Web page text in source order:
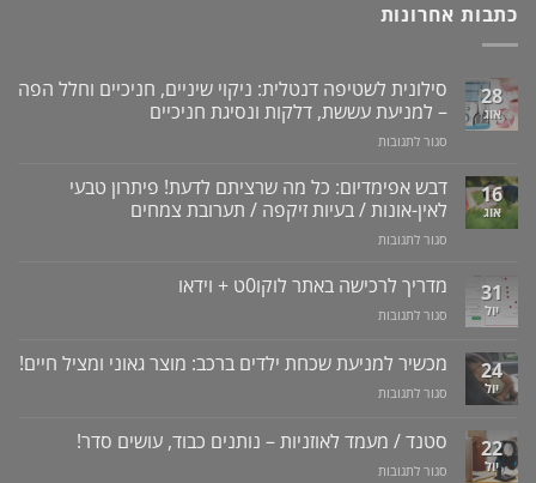
כתבות אחרונות
28
אוג
סילונית לשטיפה דנטלית: ניקוי שיניים, חניכיים וחלל הפה
– למניעת עששת, דלקות ונסיגת חניכיים
סגור לתגובות
לשטיפה
דנטלית:
ניקוי
שיניים,
וחלל
–
עששת,
16
אוג
דבש אפימדיום: כל מה שרציתם לדעת! פיתרון טבעי
לאין-אונות / בעיות זיקפה / תערובת צמחים
סגור לתגובות
אפימדיום:
מה
לדעת!
טבעי
/
31
יול
מדריך לרכישה באתר לוקו0ט + וידאו
סגור לתגובות
באתר
וידאו
24
יול
מכשיר למניעת שכחת ילדים ברכב: מוצר גאוני ומציל חיים!
סגור לתגובות
שכחת
ילדים
22
יול
סטנד / מעמד לאוזניות – נותנים כבוד, עושים סדר!
סגור לתגובות